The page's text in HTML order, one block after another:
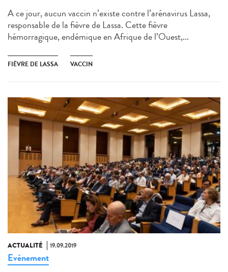
A ce jour, aucun vaccin n’existe contre l’arénavirus Lassa,
responsable de la fièvre de Lassa. Cette fièvre
hémorragique, endémique en Afrique de l’Ouest,...
FIÈVRE DE LASSA VACCIN
ACTUALITÉ 19.09.2019
Evénement